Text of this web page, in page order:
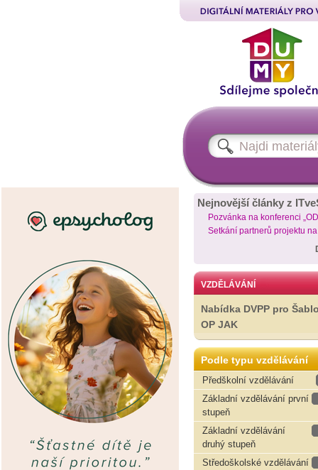
Nejnovější články z
Pozvánka na konferenci
Setkání partnerů projektu
VZDĚLÁVÁNÍ
Nabídka DVPP pro
OP JAK
Podle typu vzdělávání
Předškolní vzdělávání
Základní vzdělávání první
stupeň
Základní vzdělávání
druhý stupeň
Středoškolské vzdělávání